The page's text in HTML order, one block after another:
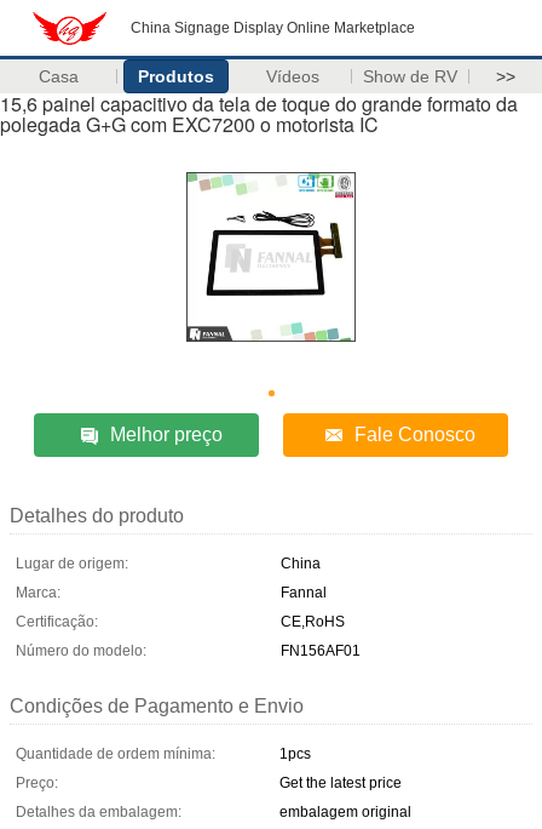
China Signage Display Online Marketplace
Casa Produtos Vídeos Show de RV >>
15,6 painel capacitivo da tela de toque do grande formato da
polegada G+G com EXC7200 o motorista IC
Melhor preço Fale Conosco
Detalhes do produto
Lugar de origem:
China
Marca:
Fannal
Certificação:
CE,RoHS
Número do modelo:
FN156AF01
Condições de Pagamento e Envio
Quantidade de ordem mínima:
1pcs
Preço:
Get the latest price
Detalhes da embalagem:
embalagem original